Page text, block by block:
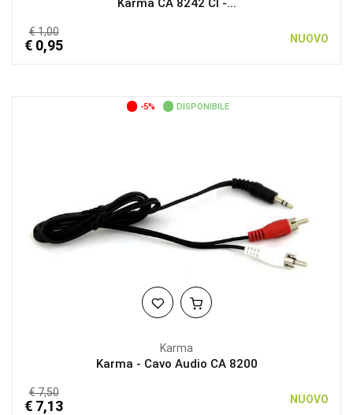
Karma CA 8242 CI -...
€ 1,00
€ 0,95 NUOVO
-5% DISPONIBILE
Karma
Karma - Cavo Audio CA 8200
€ 7,50
€ 7,13 NUOVO